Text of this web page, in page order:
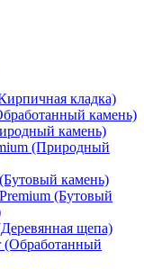
кладка)
камень)
камень)
(Природный
камень)
(Бутовый
щепа)
(Обработанный